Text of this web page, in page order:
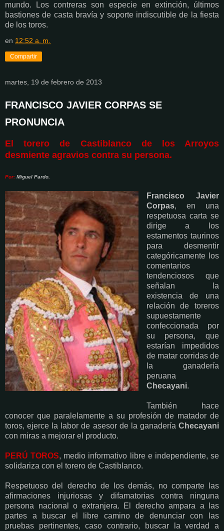
mundo. Los contreras son especie en extinción, últimos
bastiones de casta bravía y soporte indiscutible de la fiesta
de los toros.
en 12:52 a. m.
Compartir
martes, 19 de febrero de 2013
FRANCISCO JAVIER CORPAS SE
PRONUNCIA
El torero de Castiblanco de los Arroyos
desmiente agravios contra su persona.
Por: Miguel Pardo.
Francisco Javier
Corpas, en una
respetuosa carta se
dirige a los
estamentos taurinos
para desmentir
categóricamente los
comentarios
tendenciosos que
señalan la
existencia de una
relación de toreros
supuestamente
confeccionada por
su persona, que
estarían impedidos
de matar corridas de
la ganadería
peruana
Checayani.
También hace
conocer que paralelamente a su profesión de matador de
toros, ejerce la labor de asesor de la ganadería Checayani
con miras a mejorar el producto.
PERÚ TOROS, medio informativo libre e independiente, se
solidariza con el torero de Castiblanco.
Respetuoso del derecho de los demás, no comparte las
afirmaciones injuriosas y difamatorias contra ninguna
persona nacional o extranjera. El derecho ampara a las
partes a buscar el libre camino de denunciar con las
pruebas pertinentes, caso contrario, buscar la verdad a